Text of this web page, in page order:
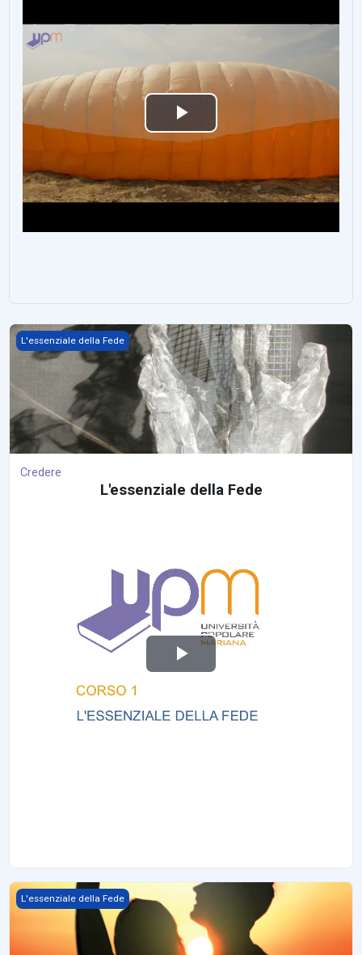
Reproducir
Credere
L'essenziale della Fede
Credere
L'essenziale della Fede
R
e
u
c
Collegarsi
L'essenziale della Fede